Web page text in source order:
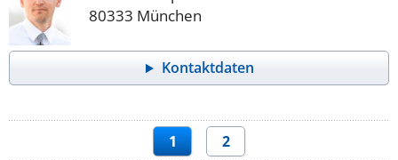
80333 München
Kontaktdaten
1 2